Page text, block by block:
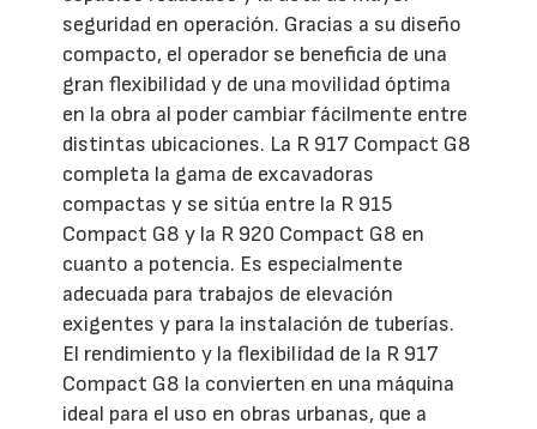
seguridad en operación. Gracias a su diseño
compacto, el operador se beneficia de una
gran flexibilidad y de una movilidad óptima
en la obra al poder cambiar fácilmente entre
distintas ubicaciones. La R 917 Compact G8
completa la gama de excavadoras
compactas y se sitúa entre la R 915
Compact G8 y la R 920 Compact G8 en
cuanto a potencia. Es especialmente
adecuada para trabajos de elevación
exigentes y para la instalación de tuberías.
El rendimiento y la flexibilidad de la R 917
Compact G8 la convierten en una máquina
ideal para el uso en obras urbanas, que a